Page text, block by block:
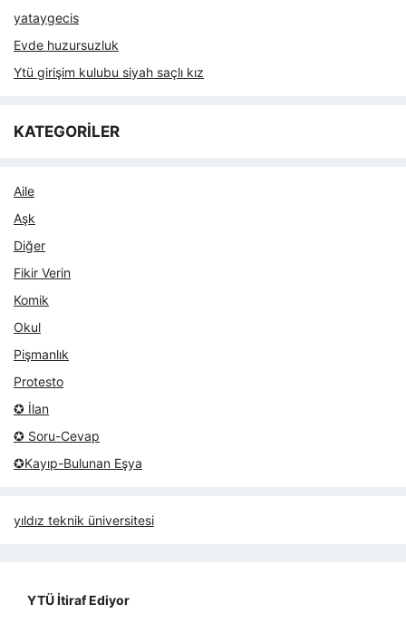
yataygecis
Evde huzursuzluk
Ytü girişim kulubu siyah saçlı kız
KATEGORİLER
Aile
Aşk
Diğer
Fikir Verin
Komik
Okul
Pişmanlık
Protesto
✪ İlan
✪ Soru-Cevap
✪Kayıp-Bulunan Eşya
yıldız teknik üniversitesi
YTÜ İtiraf Ediyor